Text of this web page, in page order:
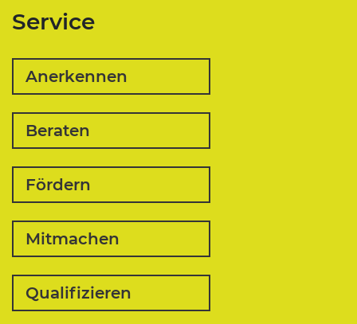
Service
Anerkennen
Beraten
Fördern
Mitmachen
Qualifizieren